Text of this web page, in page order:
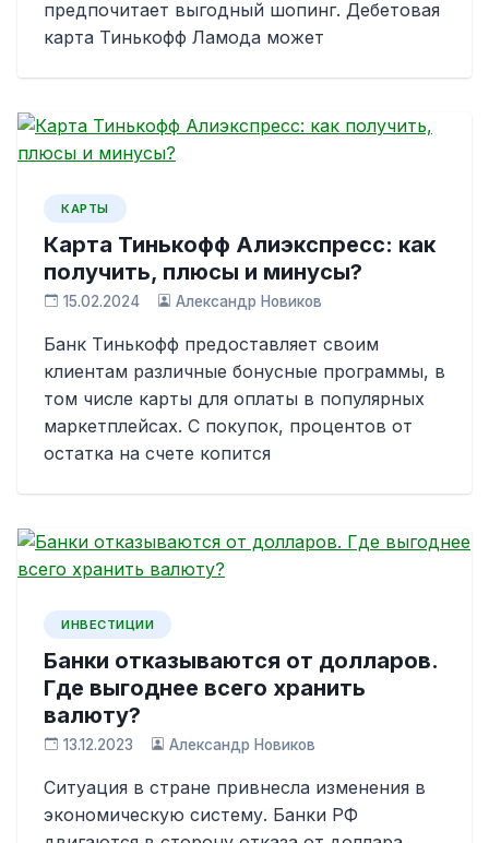
предпочитает выгодный шопинг. Дебетовая
карта Тинькофф Ламода может
КАРТЫ
Карта Тинькофф Алиэкспресс: как
получить, плюсы и минусы?
15.02.2024 Александр Новиков
Банк Тинькофф предоставляет своим
клиентам различные бонусные программы, в
том числе карты для оплаты в популярных
маркетплейсах. С покупок, процентов от
остатка на счете копится
ИНВЕСТИЦИИ
Банки отказываются от долларов.
Где выгоднее всего хранить
валюту?
13.12.2023 Александр Новиков
Ситуация в стране привнесла изменения в
экономическую систему. Банки РФ